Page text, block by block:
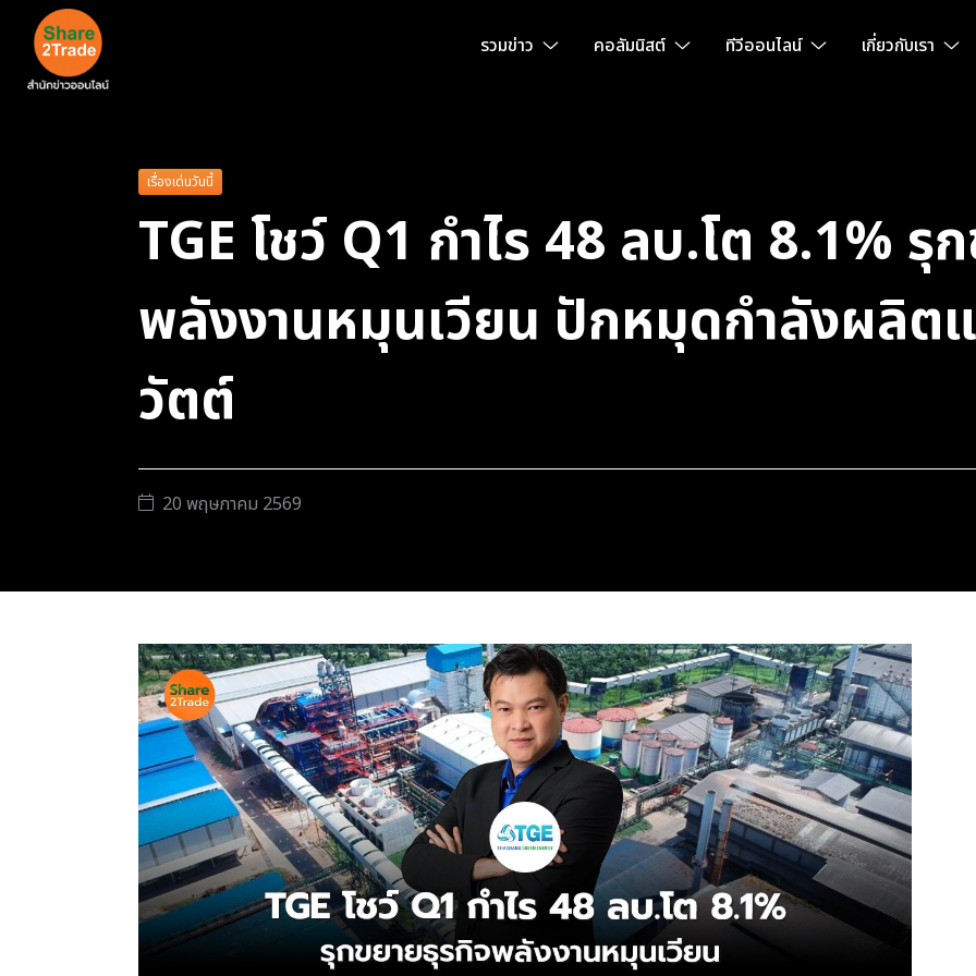
รวมข่าว คอลัมนิสต์ ทีวีออนไลน์ เกี่ยวกับเรา
เรื่องเด่นวันนี้
TGE โชว์ Q1 กำไร 48 ลบ.โต 8.1% รุ
พลังงานหมุนเวียน ปักหมุดกำลังผลิตแ
วัตต์
20 พฤษภาคม 2569